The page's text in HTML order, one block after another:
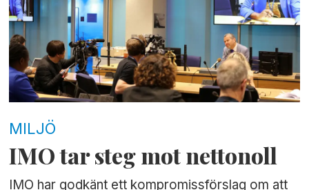
MILJÖ
IMO tar steg mot nettonoll
IMO har godkänt ett kompromissförslag om att